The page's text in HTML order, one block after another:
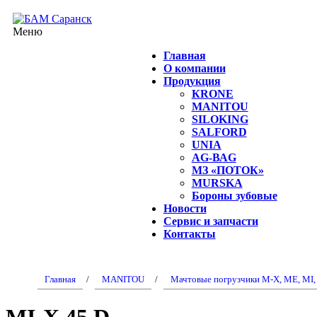
Меню
Главная
О компании
Продукция
КRONE
MANITOU
SILOKING
SALFORD
UNIA
АG-ВАG
МЗ «ПОТОК»
MURSKA
Бороны зубовые
Новости
Сервис и запчасти
Контакты
Главная / MANITOU / Мачтовые погрузчики M-X, ME,